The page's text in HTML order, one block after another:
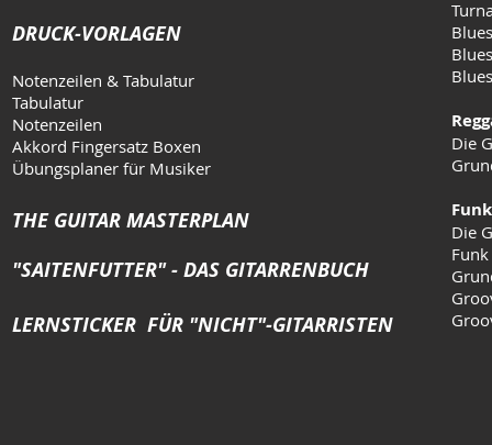
DRUCK-VORLAGEN
Notenzeilen & Tabulatur
Tabulatur
Notenzeilen
Akkord Fingersatz Boxen
Übungsplaner für Musiker
THE GUITAR MASTERPLAN
"SAITENFUTTER" - DAS GITARRENBUCH
LERNSTICKER FÜR "NICHT"-GITARRISTEN
Die
Die